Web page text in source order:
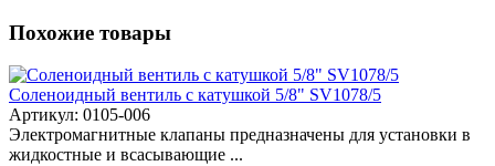
Похожие товары
Соленоидный вентиль с катушкой 5/8" SV1078/5
Артикул: 0105-006
Электромагнитные клапаны предназначены для установки в
жидкостные и всасывающие ...